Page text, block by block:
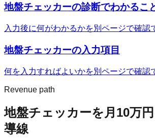
地盤チェッカーの診断でわかるこ
入力後に何がわかるかを別ページで確認
地盤チェッカーの入力項目
何を入力すればよいかを別ページで確認
Revenue path
地盤チェッカーを月10万
導線